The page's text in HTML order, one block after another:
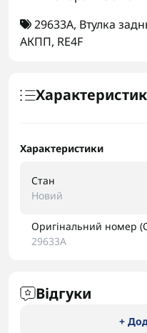
29633A, Втулка
АКПП, RE4F
Характеристики
Стан
Новий
Оригінальний номер
29633A
Відгуки
+